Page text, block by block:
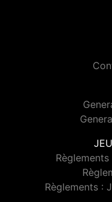
Règlements :